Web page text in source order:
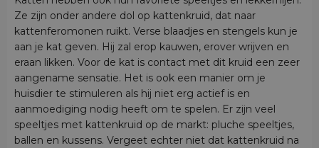
Ze zijn onder andere dol op kattenkruid, dat naar
kattenferomonen ruikt. Verse blaadjes en stengels kun je
aan je kat geven. Hij zal erop kauwen, erover wrijven en
eraan likken. Voor de kat is contact met dit kruid een zeer
aangename sensatie. Het is ook een manier om je
huisdier te stimuleren als hij niet erg actief is en
aanmoediging nodig heeft om te spelen. Er zijn veel
speeltjes met kattenkruid op de markt: pluche speeltjes,
ballen en kussens. Vergeet echter niet dat kattenkruid na